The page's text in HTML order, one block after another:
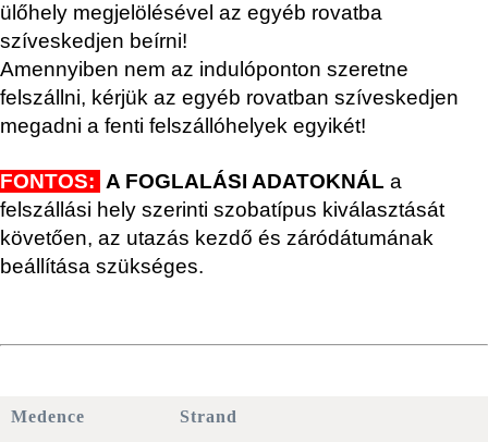
ülőhely megjelölésével az egyéb rovatba
szíveskedjen beírni!
Amennyiben nem az indulóponton szeretne
felszállni, kérjük az egyéb rovatban szíveskedjen
megadni a fenti felszállóhelyek egyikét!
FONTOS: A FOGLALÁSI ADATOKNÁL a
felszállási hely szerinti szobatípus kiválasztását
követően, az utazás kezdő és záródátumának
beállítása szükséges.
Medence Strand